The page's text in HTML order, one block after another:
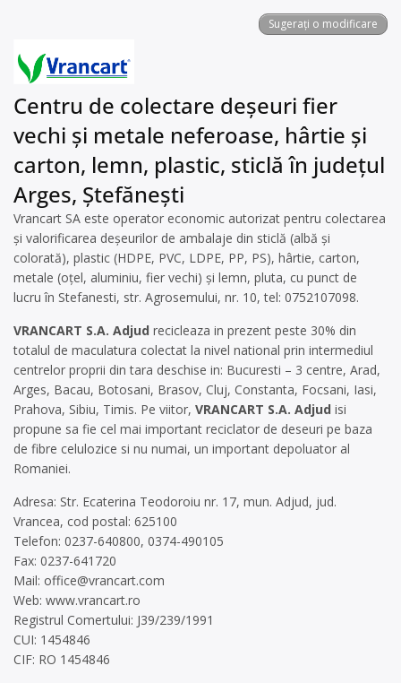
Sugerați o modificare
Centru de colectare deșeuri fier
vechi și metale neferoase, hârtie și
carton, lemn, plastic, sticlă în județul
Arges, Ştefănești
Vrancart SA este operator economic autorizat pentru colectarea
și valorificarea deșeurilor de ambalaje din sticlă (albă și
colorată), plastic (HDPE, PVC, LDPE, PP, PS), hârtie, carton,
metale (oțel, aluminiu, fier vechi) și lemn, pluta, cu punct de
lucru în Stefanesti, str. Agrosemului, nr. 10, tel: 0752107098.
VRANCART S.A. Adjud recicleaza in prezent peste 30% din
totalul de maculatura colectat la nivel national prin intermediul
centrelor proprii din tara deschise in: Bucuresti – 3 centre, Arad,
Arges, Bacau, Botosani, Brasov, Cluj, Constanta, Focsani, Iasi,
Prahova, Sibiu, Timis. Pe viitor, VRANCART S.A. Adjud isi
propune sa fie cel mai important reciclator de deseuri pe baza
de fibre celulozice si nu numai, un important depoluator al
Romaniei.
Adresa: Str. Ecaterina Teodoroiu nr. 17, mun. Adjud, jud.
Vrancea, cod postal: 625100
Telefon: 0237-640800, 0374-490105
Fax: 0237-641720
Mail: office@vrancart.com
Web: www.vrancart.ro
Registrul Comertului: J39/239/1991
CUI: 1454846
CIF: RO 1454846